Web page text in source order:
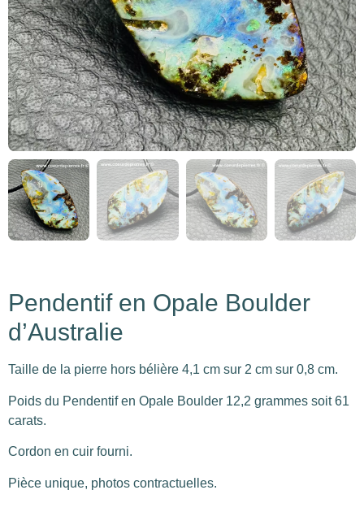
Pendentif en Opale Boulder
d’Australie
Taille de la pierre hors bélière 4,1 cm sur 2 cm sur 0,8 cm.
Poids du Pendentif en Opale Boulder 12,2 grammes soit 61
carats.
Cordon en cuir fourni.
Pièce unique, photos contractuelles.